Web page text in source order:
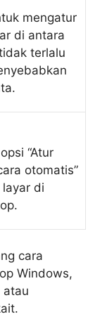
mengatur
di antara
terlalu
“Atur
otomatis”
di
cara
Windows,
atau